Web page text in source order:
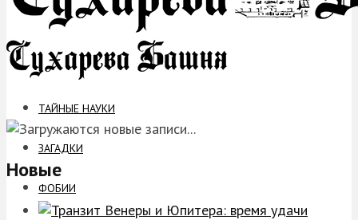
ТАЙНЫЕ НАУКИ
ЗАГАДКИ
ФОБИИ
Новые